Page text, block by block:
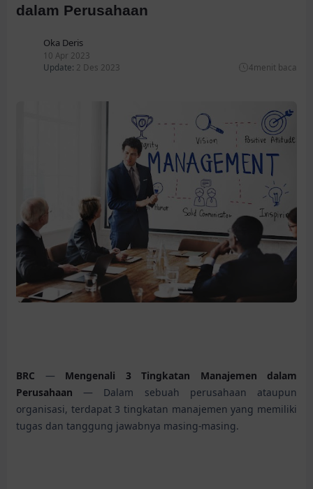
dalam Perusahaan
Oka Deris
10 Apr 2023
Update: 2 Des 2023 4menit baca
BRC — Mengenali 3 Tingkatan Manajemen dalam
Perusahaan — Dalam sebuah perusahaan ataupun
organisasi, terdapat 3 tingkatan manajemen yang memiliki
tugas dan tanggung jawabnya masing-masing.